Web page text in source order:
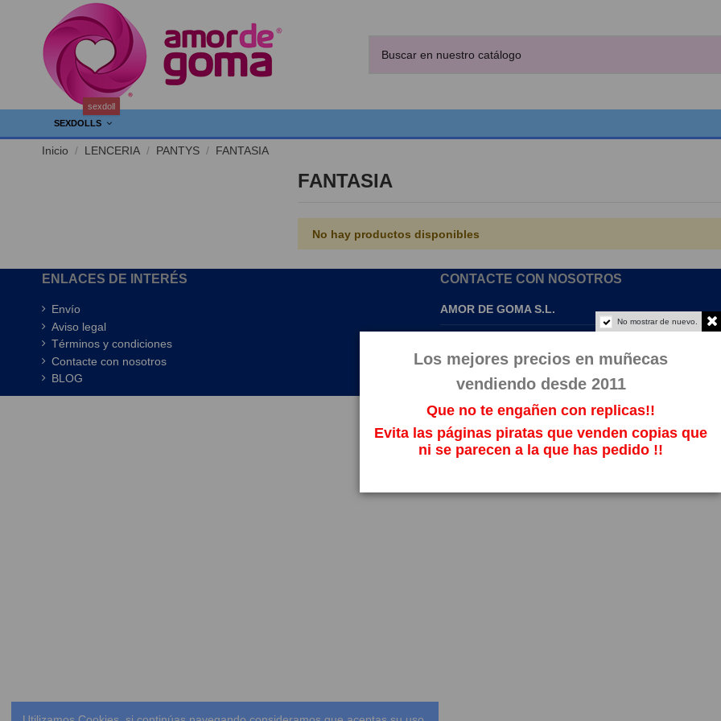
SEXDOLLS
sexdoll
Inicio LENCERIA PANTYS FANTASIA
FANTASIA
No hay productos disponibles
ENLACES DE INTERÉS
Envío
Aviso legal
Términos y condiciones
Contacte con nosotros
BLOG
CONTACTE CON NOSOTROS
AMOR DE GOMA S.L.
No mostrar de nuevo.
Los mejores precios en muñecas
vendiendo desde 2011
Que no te engañen con replicas!!
Evita las páginas piratas que venden copias que
ni se parecen a la que has pedido !!